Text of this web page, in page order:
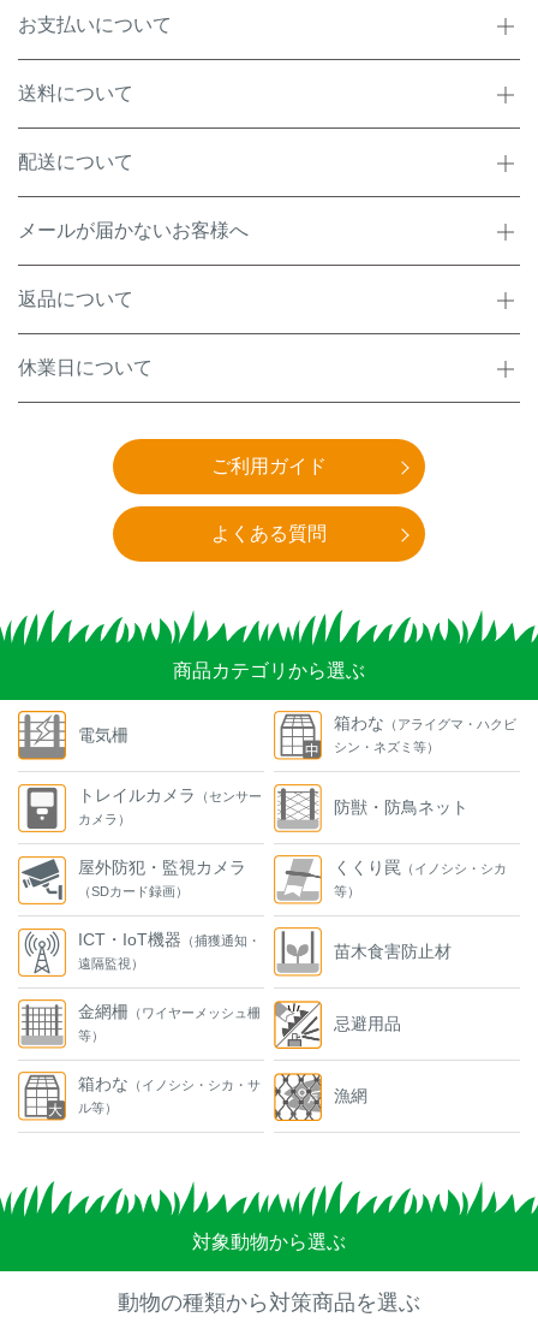
お支払いについて
送料について
配送について
メールが届かないお客様へ
返品について
休業日について
ご利用ガイド
よくある質問
商品カテゴリから選ぶ
電気柵
トレイルカメラ
（センサー
カメラ）
屋外防犯・監視カメラ
（SDカード録画）
ICT・IoT機器 （捕獲通知・
遠隔監視）
金網柵 （ワイヤーメッシュ柵
等）
箱わな （イノシシ・シカ・サ
ル等）
箱わな （アライグマ・ハクビ
シン・ネズミ等）
防獣・防鳥ネット
くくり罠 （イノシシ・シカ
等）
苗木食害防止材
忌避用品
漁網
対象動物から選ぶ
動物の種類から対策商品を選ぶ